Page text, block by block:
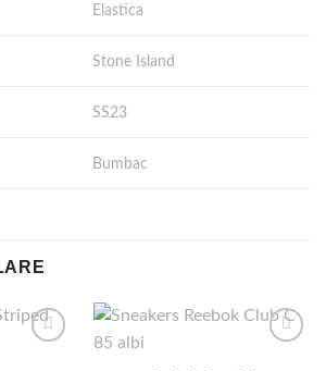
Elastica
Stone Island
SS23
Bumbac